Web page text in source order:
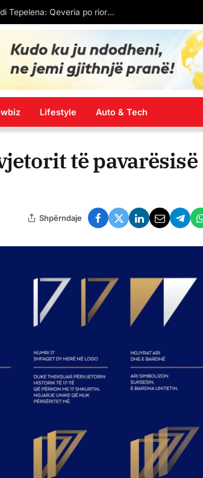
ende në pritje
Lifestyle Auto & Tech
të pavarësisë
Shpërndaje